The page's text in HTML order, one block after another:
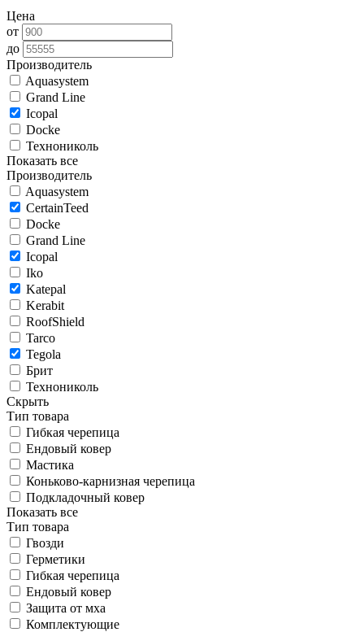
Цена
от
до
Производитель
Aquasystem
Grand Line
Icopal
Docke
Технониколь
Показать все
Производитель
Aquasystem
CertainTeed
Docke
Grand Line
Icopal
Iko
Katepal
Kerabit
RoofShield
Tarco
Tegola
Брит
Технониколь
Скрыть
Тип товара
Гибкая черепица
Ендовый ковер
Мастика
Коньково-карнизная черепица
Подкладочный ковер
Показать все
Тип товара
Гвозди
Герметики
Гибкая черепица
Ендовый ковер
Защита от мха
Комплектующие